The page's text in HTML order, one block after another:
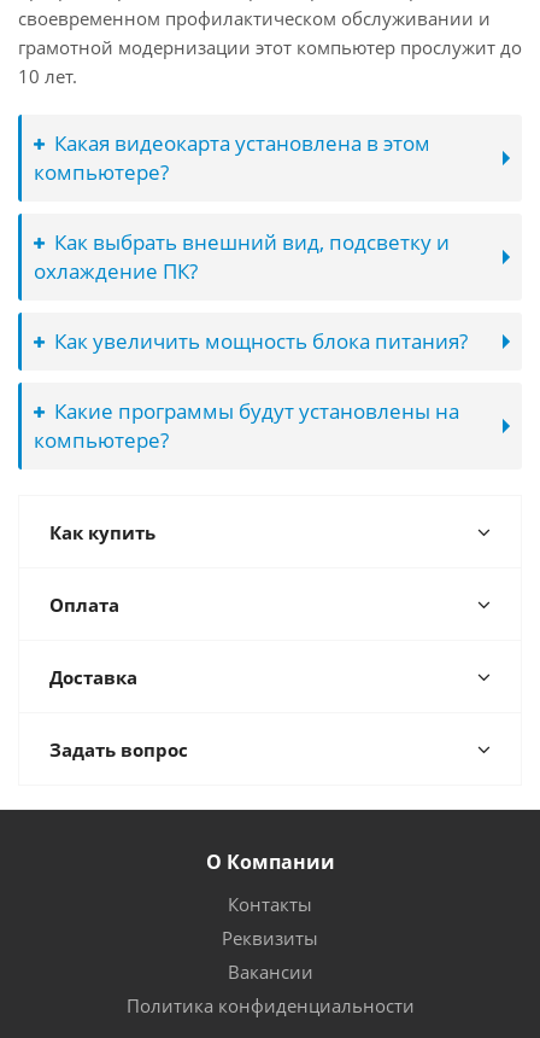
своевременном профилактическом обслуживании и
грамотной модернизации этот компьютер прослужит до
10 лет.
Какая видеокарта установлена в этом
компьютере?
Как выбрать внешний вид, подсветку и
охлаждение ПК?
Как увеличить мощность блока питания?
Какие программы будут установлены на
компьютере?
Как купить
Оплата
Доставка
Задать вопрос
О Компании
Контакты
Реквизиты
Вакансии
Политика конфиденциальности